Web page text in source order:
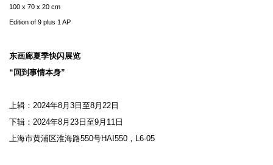
100 x 70 x 20 cm
Edition of 9 plus 1 AP
东画廊夏季快闪展览
“回到事情本身”
上辑：2024年8月3日至8月22日
下辑：2024年8月23日至9月11日
上海市黄浦区淮海路550号HAI550，L6-05